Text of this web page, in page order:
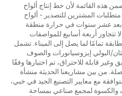
هذه القائمة لأن خط إنتاج ألواح
المشترين للتصدير - ألواح
بعد عشر سنوات في حرارة منطقة
تتجاوز أربعة أسابيع للمواصفات
تمامًا لما يصل إلى الميناء. تشمل
البولي إيزوسيانورات والصوف
قابلة للاحتراق، تم اختبارها وفقًا
من بين مشاريعنا الحديثة منشأة
متر مربع متوافقة مع معايير التصنيع الجيد في خبي،
والكسوة لمجمع صناعي بمساحة